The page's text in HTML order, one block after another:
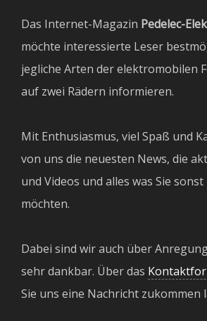
Das Internet-Magazin Pedelec-
möchte interessierte Leser
jegliche Arten der elektromobilen
auf zwei Rädern informieren.
Mit Enthusiasmus, viel Spaß und
von uns die neuesten News, die
und Videos und alles was Sie
möchten.
Dabei sind wir auch über
sehr dankbar. Über das
Sie uns eine Nachricht zukommen